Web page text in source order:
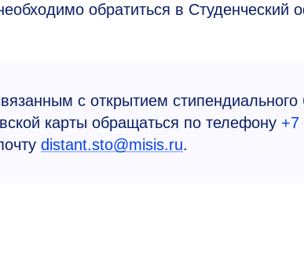
обратиться в Студенческий
с открытием стипендиального
карты обращаться по телефону +7
distant.sto@misis.ru.